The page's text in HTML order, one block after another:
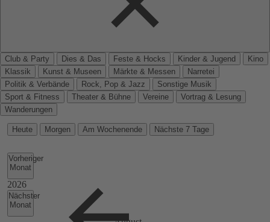
Club & Party Dies & Das Feste & Hocks Kinder & Jugend
Kino
Klassik
Kunst & Museen Märkte & Messen
Narretei
Politik & Verbände
Rock, Pop & Jazz
Sonstige Musik
Sport & Fitness
Theater & Bühne Vereine
Vortrag & Lesung
Wanderungen
Heute Morgen Am Wochenende Nächste 7 Tage
Vorheriger
Monat
Nächster
Monat